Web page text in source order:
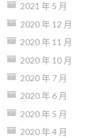
2021 年 5 月
2020 年 12 月
2020 年 11 月
2020 年 10 月
2020 年 7 月
2020 年 6 月
2020 年 5 月
2020 年 4 月